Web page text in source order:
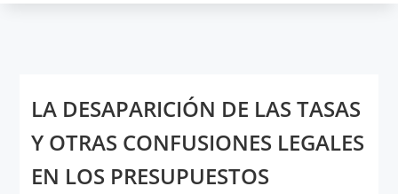
LA DESAPARICIÓN DE LAS TASAS
Y OTRAS CONFUSIONES LEGALES
EN LOS PRESUPUESTOS